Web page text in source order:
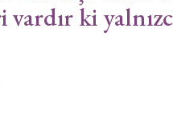
vardır ki